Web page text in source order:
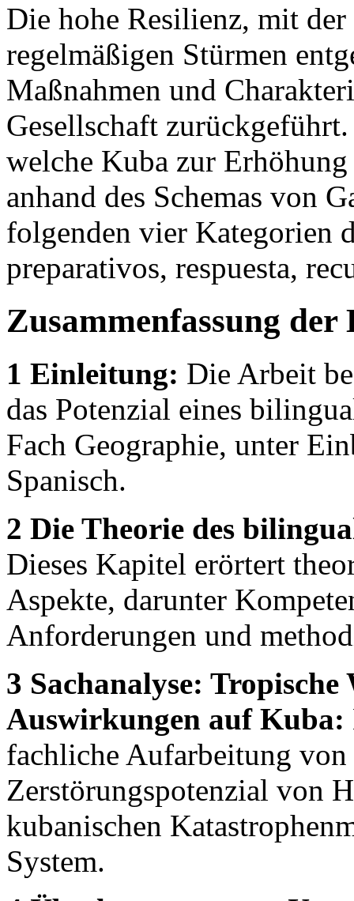
Die hohe Resilienz, mit
regelmäßigen Stürmen
Maßnahmen und
Gesellschaft
welche Kuba zur
anhand des Schemas von
folgenden vier Kategorien
preparativos, respuesta,
Zusammenfassung der
1 Einleitung: Die Arbeit
das Potenzial eines
Fach Geographie, unter
Spanisch.
2 Die Theorie des
Dieses Kapitel erörtert
Aspekte, darunter
Anforderungen und
3 Sachanalyse:
Auswirkungen auf Kuba:
fachliche Aufarbeitung
Zerstörungspotenzial von
kubanischen
System.